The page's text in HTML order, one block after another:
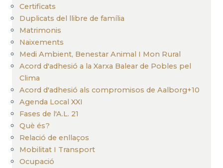
Certificats
Duplicats del llibre de família
Matrimonis
Naixements
Medi Ambient, Benestar Animal I Mon Rural
Acord d'adhesió a la Xarxa Balear de Pobles pel
Clima
Acord d'adhesió als compromisos de Aalborg+10
Agenda Local XXI
Fases de l'A.L. 21
Què és?
Relació de enllaços
Mobilitat I Transport
Ocupació